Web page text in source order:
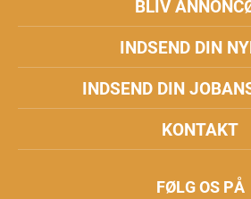
BLIV
INDSEND DIN
INDSEND DIN
KONTAKT
FØLG OS PÅ